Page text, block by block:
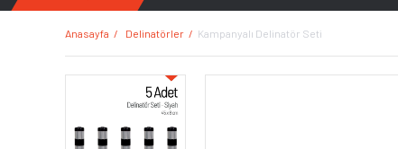
Anasayfa Delinatörler Kampanyalı Delinatör Seti